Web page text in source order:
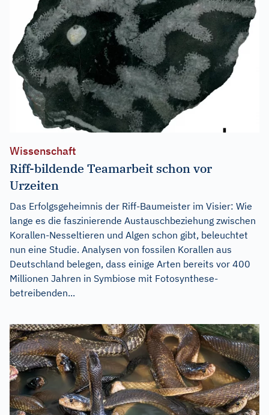
Wissenschaft
Riff-bildende Teamarbeit schon vor
Urzeiten
Das Erfolgsgeheimnis der Riff-Baumeister im Visier: Wie
lange es die faszinierende Austauschbeziehung zwischen
Korallen-Nesseltieren und Algen schon gibt, beleuchtet
nun eine Studie. Analysen von fossilen Korallen aus
Deutschland belegen, dass einige Arten bereits vor 400
Millionen Jahren in Symbiose mit Fotosynthese-
betreibenden...